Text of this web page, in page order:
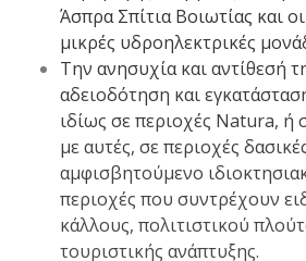
Άσπρα Σπίτια Βοιωτίας και
μικρές υδροηλεκτρικές
Την ανησυχία και αντίθεσή
αδειοδότηση και
ιδίως σε περιοχές Natura, ή
με αυτές, σε περιοχές
αμφισβητούμενο
περιοχές που συντρέχουν
κάλλους, πολιτιστικού
τουριστικής ανάπτυξης.